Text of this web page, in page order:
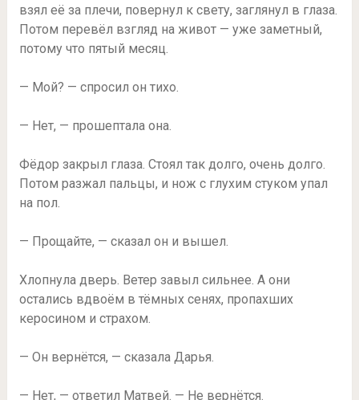
взял её за плечи, повернул к свету, заглянул в глаза.
Потом перевёл взгляд на живот — уже заметный,
потому что пятый месяц.
— Мой? — спросил он тихо.
— Нет, — прошептала она.
Фёдор закрыл глаза. Стоял так долго, очень долго.
Потом разжал пальцы, и нож с глухим стуком упал
на пол.
— Прощайте, — сказал он и вышел.
Хлопнула дверь. Ветер завыл сильнее. А они
остались вдвоём в тёмных сенях, пропахших
керосином и страхом.
— Он вернётся, — сказала Дарья.
— Нет, — ответил Матвей. — Не вернётся.